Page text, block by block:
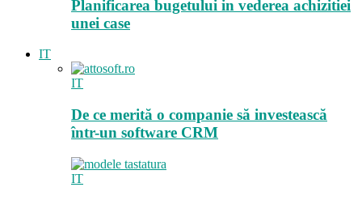
Planificarea bugetului in vederea achizitiei
unei case
IT
IT
De ce merită o companie să investească
într-un software CRM
IT